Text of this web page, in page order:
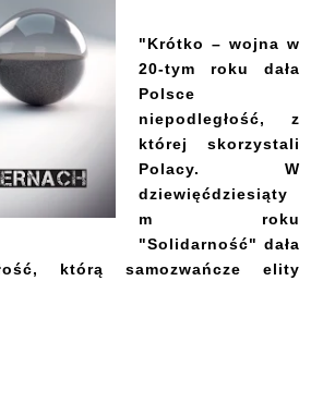
"Krótko – wojna w
20-tym roku dała
Polsce
niepodległość, z
której skorzystali
Polacy. W
dziewięćdziesiąty
m roku
"Solidarność" dała
którą samozwańcze elity